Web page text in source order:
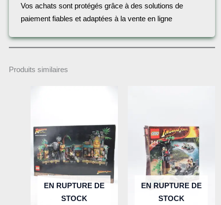
Vos achats sont protégés grâce à des solutions de
paiement fiables et adaptées à la vente en ligne
Produits similaires
EN RUPTURE DE
STOCK
EN RUPTURE DE
STOCK